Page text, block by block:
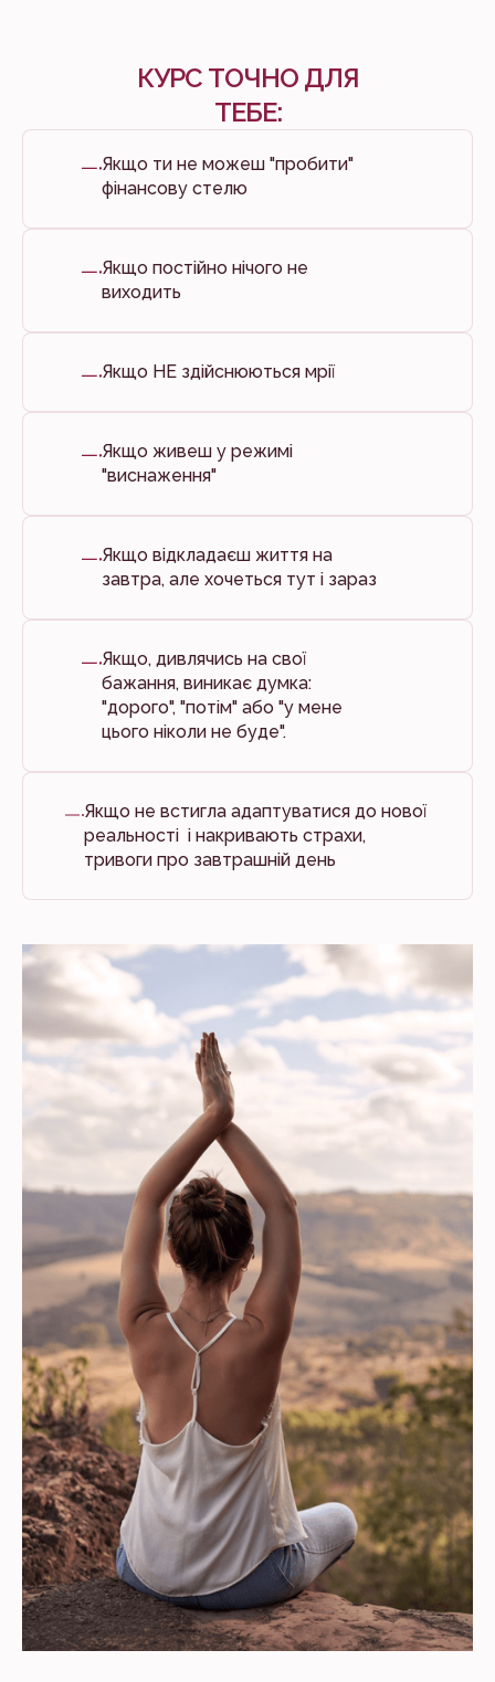
КУРС ТОЧНО ДЛЯ
ТЕБЕ:
Якщо ти не можеш "пробити"
фінансову стелю
Якщо постійно нічого не
виходить
Якщо НЕ здійснюються мрії
Якщо живеш у режимі
"виснаження"
Якщо відкладаєш життя на
завтра, але хочеться тут і зараз
Якщо, дивлячись на свої
бажання, виникає думка:
"дорого", "потім" або "у мене
цього ніколи не буде".
Якщо не встигла адаптуватися до нової
реальності і накривають страхи,
тривоги про завтрашній день⠀